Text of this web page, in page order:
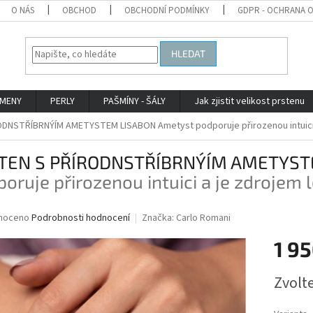
O NÁS OBCHOD OBCHODNÍ PODMÍNKY GDPR - OCHRANA
HLEDAT
PERLY PAŠMÍNY - ŠÁLY Jak zjistit velikost prstenu
AMETYSTEM LISABONAmetyst podporuje přirozenou
S PŘÍRODNSTŘÍBRNÝÍM
přirozenou intuici a je zdrojem
Podrobnosti hodnocení Značka: Carlo Romani
1
cena: